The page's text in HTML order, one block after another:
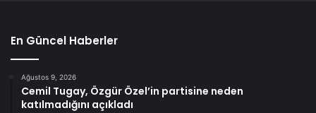
En Güncel Haberler
Ağustos 9, 2026
Cemil Tugay, Özgür Özel’in partisine neden
katılmadığını açıkladı